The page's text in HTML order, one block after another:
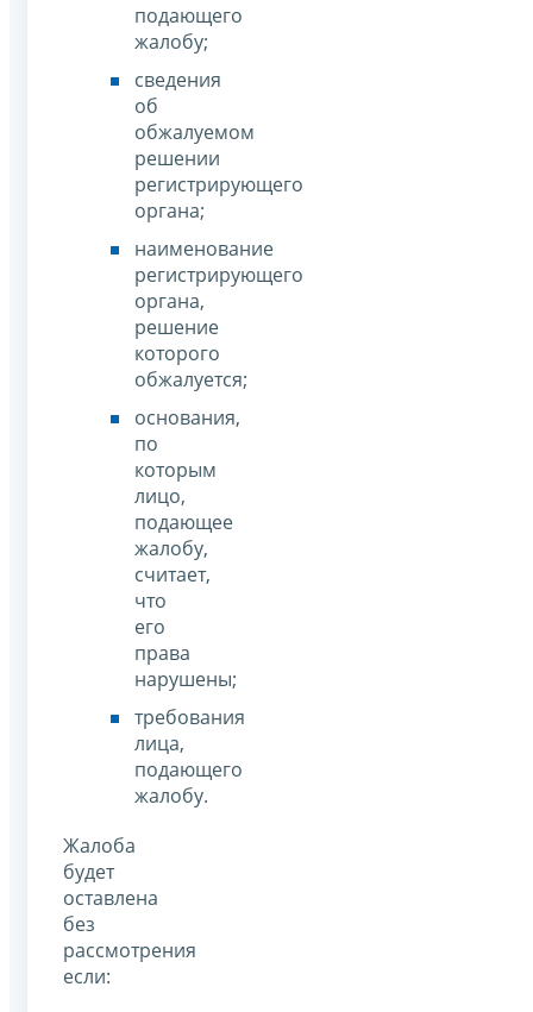
подающего
жалобу;
сведения
об
обжалуемом
решении
регистрирующего
органа;
наименование
регистрирующего
органа,
решение
которого
обжалуется;
основания,
по
которым
лицо,
подающее
жалобу,
считает,
что
его
права
нарушены;
требования
лица,
подающего
жалобу.
Жалоба
будет
оставлена
без
рассмотрения
если: